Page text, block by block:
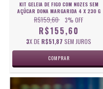
KIT GELEIA DE FIGO COM NOZES SEM
AÇÚCAR DONA MARGARIDA 4 X 230 G
R$159,60 3% OFF
R$155,60
3X DE R$51,87 SEM JUROS